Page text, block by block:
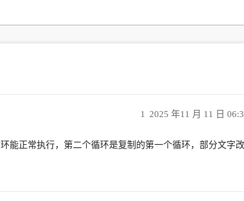
2025 年11 月 11 日
1
能正常执行，第二个循环是复制的第一个循环，部分文字改